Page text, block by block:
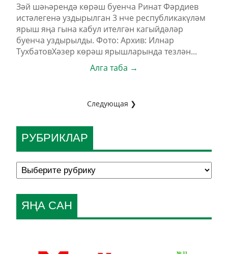
Зәй шәһәрендә көрәш буенча Ринат Фәрдиев
истәлегенә уздырылган 3 нче республикакүләм
ярыш яңа гына кабул ителгән кагыйдәләр
буенча уздырылды. Фото: Архив: Илнар
ТухбатовХәзер көрәш ярышларында тезлән...
Алга таба →
Следующая ❯
РУБРИКЛАР
ЯҢА САН